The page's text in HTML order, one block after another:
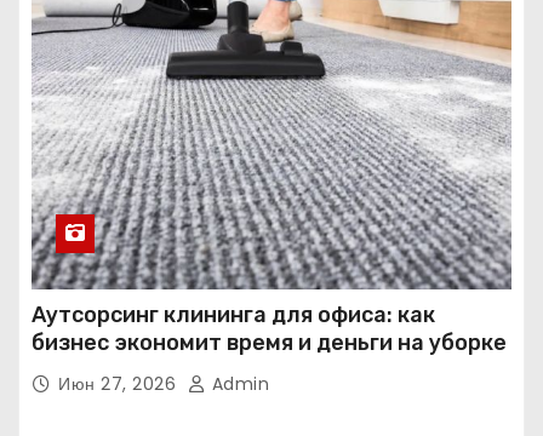
Аутсорсинг клининга для офиса: как
бизнес экономит время и деньги на уборке
Июн 27, 2026 Admin